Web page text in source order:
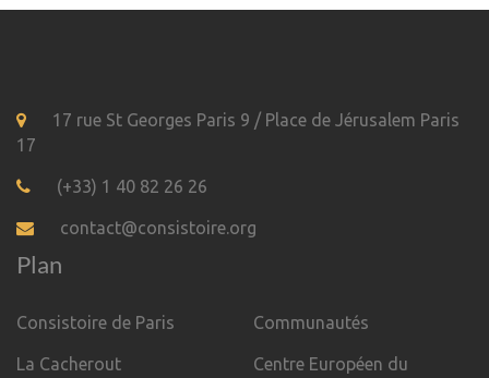
17 rue St Georges Paris 9 / Place de Jérusalem Paris
17
(+33) 1 40 82 26 26
contact@consistoire.org
Plan
Consistoire de Paris
La Cacherout
Communautés
Centre Européen du